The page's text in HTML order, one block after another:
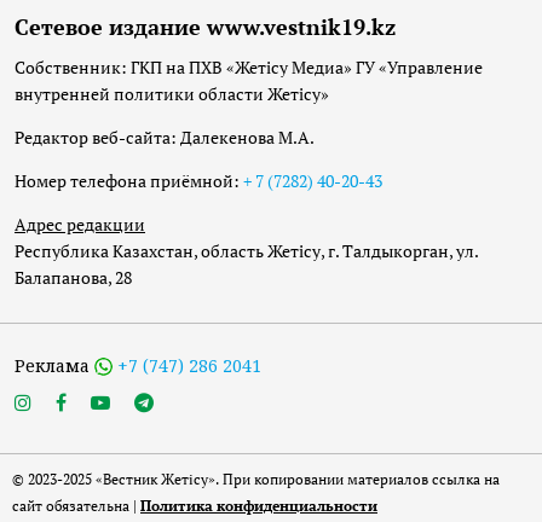
Сетевое издание www.vestnik19.kz
Собственник: ГКП на ПХВ «Жетісу Медиа» ГУ «Управление
внутренней политики области Жетісу»
Редактор веб-сайта: Далекенова М.А.
Номер телефона приёмной: + 7 (7282) 40-20-43
Адрес редакции
Республика Казахстан, область Жетісу, г. Талдыкорган, ул.
Балапанова, 28
Реклама +7 (747) 286 2041
© 2023-2025 «Вестник Жетісу». При копировании материалов ссылка на
сайт обязательна | Политика конфиденциальности